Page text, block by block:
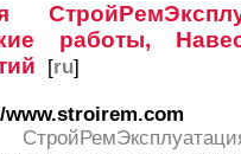
работы,
[ru]